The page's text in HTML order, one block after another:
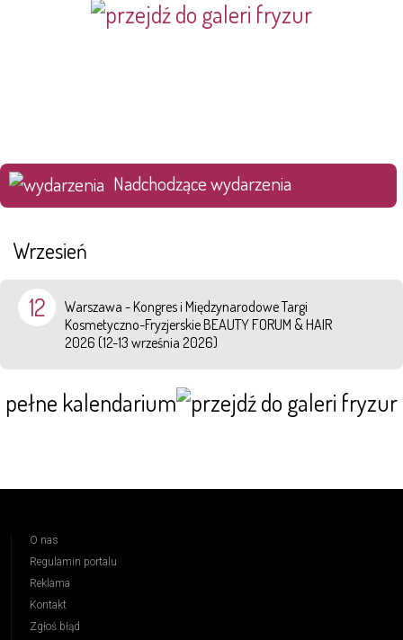
Nadchodzące wydarzenia
Wrzesień
12
Warszawa - Kongres i Międzynarodowe Targi
Kosmetyczno-Fryzjerskie BEAUTY FORUM & HAIR
2026 (12-13 września 2026)
pełne kalendarium
O nas
Regulamin portalu
Reklama
Kontakt
Zgłoś błąd